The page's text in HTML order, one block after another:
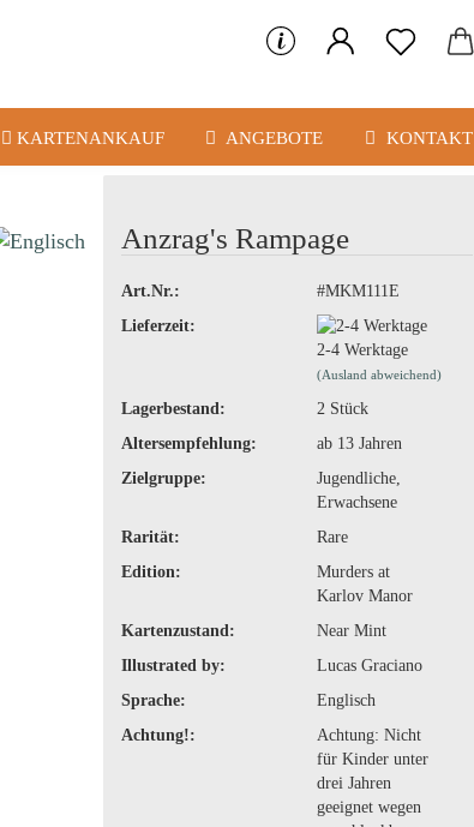
KARTENANKAUF ANGEBOTE KONTAKT
Anzrag's Rampage
Art.Nr.:
#MKM111E
Lieferzeit:
2-4 Werktage
(Ausland abweichend)
Lagerbestand: 2 Stück
Altersempfehlung:
ab 13 Jahren
Zielgruppe:
Jugendliche,
Erwachsene
Rarität:
Rare
Edition:
Murders at
Karlov Manor
Kartenzustand:
Near Mint
Illustrated by:
Lucas Graciano
Sprache:
Englisch
Achtung!:
Achtung: Nicht
für Kinder unter
drei Jahren
geeignet wegen